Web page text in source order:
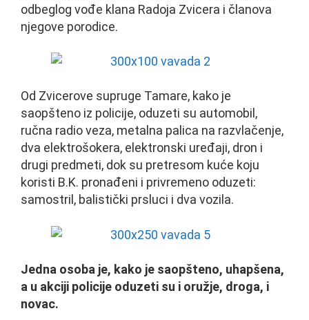
odbeglog vođe klana Radoja Zvicera i članova
njegove porodice.
Od Zvicerove supruge Tamare, kako je
saopšteno iz policije, oduzeti su automobil,
ručna radio veza, metalna palica na razvlačenje,
dva elektrošokera, elektronski uređaji, dron i
drugi predmeti, dok su pretresom kuće koju
koristi B.K. pronađeni i privremeno oduzeti:
samostril, balistički prsluci i dva vozila.
Jedna osoba je, kako je saopšteno, uhapšena,
a u akciji policije oduzeti su i oružje, droga, i
novac.